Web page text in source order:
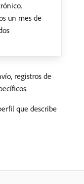
un mes de
registros de
que describe